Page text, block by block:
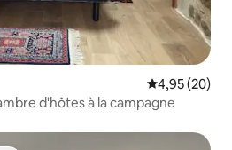
Évaluation
4,95 (20)
d'hôtes à la campagne